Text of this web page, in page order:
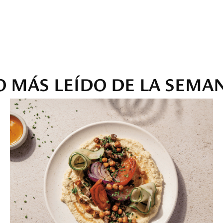
MÁS LEÍDO DE LA